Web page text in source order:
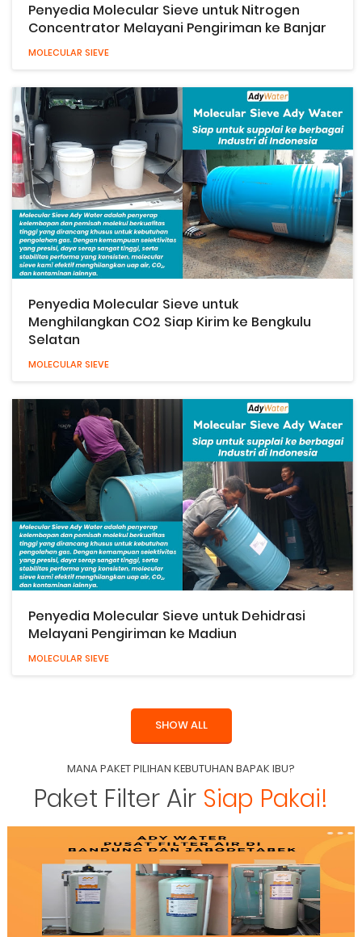
Penyedia Molecular Sieve untuk Nitrogen
Concentrator Melayani Pengiriman ke Banjar
MOLECULAR SIEVE
Penyedia Molecular Sieve untuk
Menghilangkan CO2 Siap Kirim ke Bengkulu
Selatan
MOLECULAR SIEVE
Penyedia Molecular Sieve untuk Dehidrasi
Melayani Pengiriman ke Madiun
MOLECULAR SIEVE
SHOW ALL
MANA PAKET PILIHAN KEBUTUHAN BAPAK IBU?
Paket Filter Air Siap Pakai!